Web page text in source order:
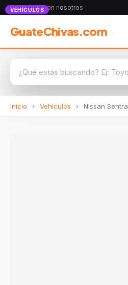
Anunciate con nosotros
GuateChivas.com
Inicio › Vehículos › Nissan Sentra
VEHÍCULOS